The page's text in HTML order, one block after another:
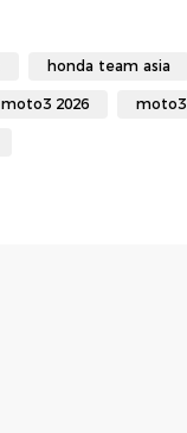
honda team asia
moto3 2026 moto3